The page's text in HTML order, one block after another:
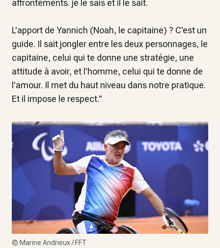
affrontements. je le sais et il le sait.
L'apport de Yannich (Noah, le capitaine) ? C'est un
guide. Il sait jongler entre les deux personnages, le
capitaine, celui qui te donne une stratégie, une
attitude à avoir, et l'homme, celui qui te donne de
l'amour. Il met du haut niveau dans notre pratique.
Et il impose le respect."
© Marine Andrieux / FFT